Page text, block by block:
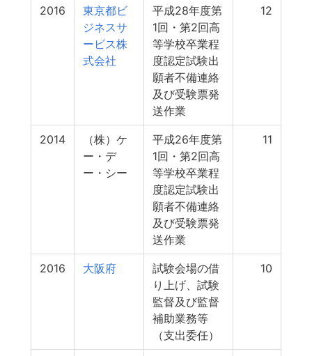
2016
東京都ビ
ジネスサ
ービス株
式会社
平成28年度第
1回・第2回高
等学校卒業程
度認定試験出
願者不備連絡
及び受験票発
送作業
12
2014
（株）ケ
ー・デ
ー・シー
平成26年度第
1回・第2回高
等学校卒業程
度認定試験出
願者不備連絡
及び受験票発
送作業
11
2016 大阪府
試験会場の借
り上げ、試験
監督及び監督
補助業務等
（支出委任）
10